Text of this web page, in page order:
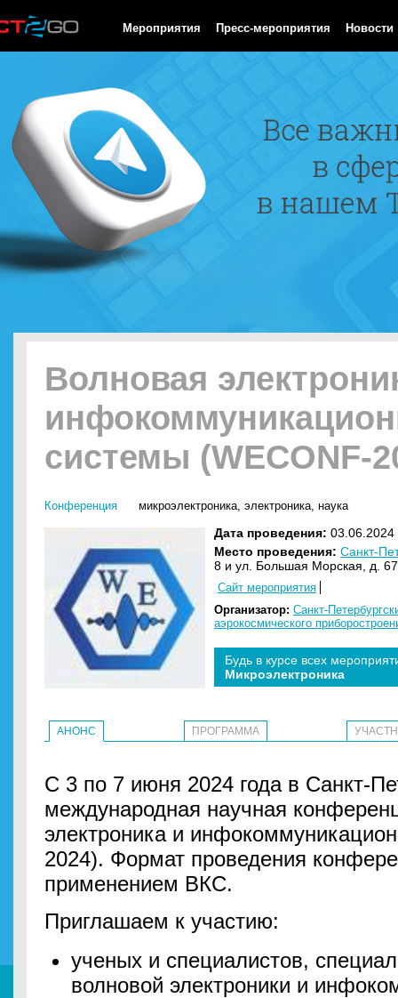
Мероприятия Пресс-мероприятия Новости
Волновая
системы (WECONF-
Конференция микроэлектроника, электроника, наука
Дата проведения:
Место проведения: Санкт-
8 и ул. Большая Морская, д. 67
Сайт мероприятия
Организатор: Санкт-
аэрокосмического
Будь в курсе всех
Микроэлектроника
АНОНС ПРОГРАММА
С 3 по 7 июня 2024 года в Санкт-
международная научная
электроника и
2024). Формат проведения
применением ВКС.
Приглашаем к участию:
ученых и специалистов,
волновой электроники и